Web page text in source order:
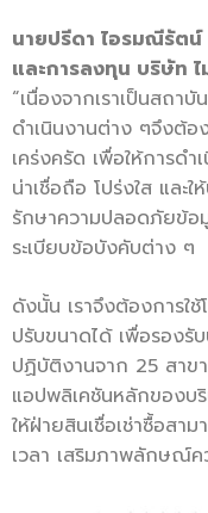
นายปรีดา ไอรมณีรัต
และการลงทุน บริษัท
“เนื่องจากเราเป็นสถา
ดำเนินงานต่าง ๆจึงต้
เคร่งครัด เพื่อให้การด
น่าเชื่อถือ โปร่งใส และ
รักษาความปลอดภัยข้อ
ระเบียบข้อบังคับต่าง ๆ
ดังนั้น เราจึงต้องการใ
ปรับขนาดได้ เพื่อรองรั
ปฏิบัติงานจาก 25 สาขา
แอปพลิเคชันหลักของบ
ให้ฝ่ายสินเชื่อเช่าซื้อสา
เวลา เสริมภาพลักษณ์